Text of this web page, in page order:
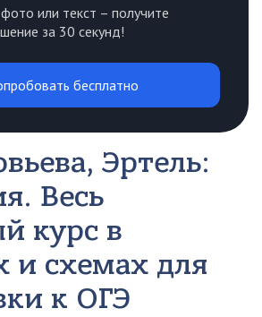
или текст – получите
за 30 секунд!
бесплатно
Эртель:
Весь
курс в
и схемах для
к ОГЭ